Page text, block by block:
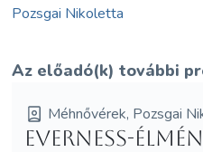
Pozsgai Nikoletta
Az előadó(k) további
Méhnővérek, Pozsgai
EVERNESS-